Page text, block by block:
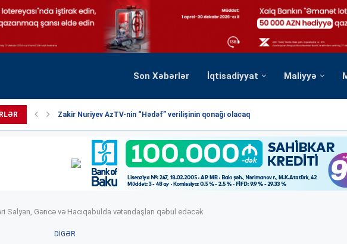
Son Xəbərlər İqtisadiyyat Maliyyə
Zakir Nuriyev AzTV-nin “Hədəf” verilişinin qonağı olacaq
Salyan, Gəncə və Hacıqabulda vətəndaşları qəbul edəcək
DIGƏR